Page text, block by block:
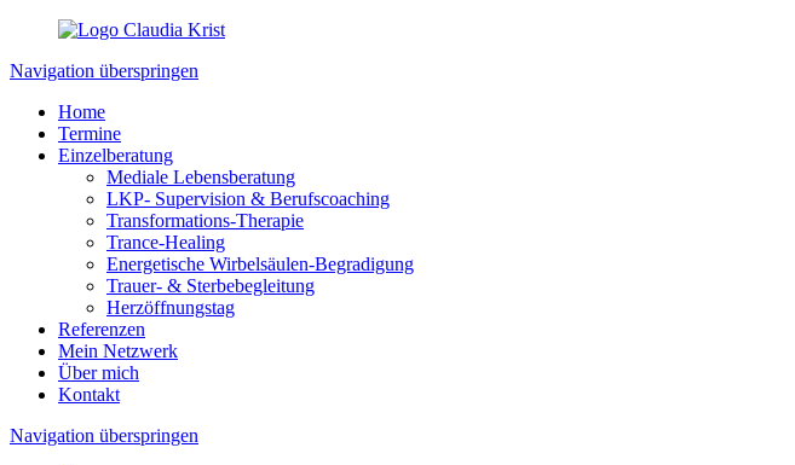
Navigation überspringen
Home
Termine
Einzelberatung
Mediale Lebensberatung
LKP- Supervision & Berufscoaching
Transformations-Therapie
Trance-Healing
Energetische Wirbelsäulen-Begradigung
Trauer- & Sterbebegleitung
Herzöffnungstag
Referenzen
Mein Netzwerk
Über mich
Kontakt
Navigation überspringen